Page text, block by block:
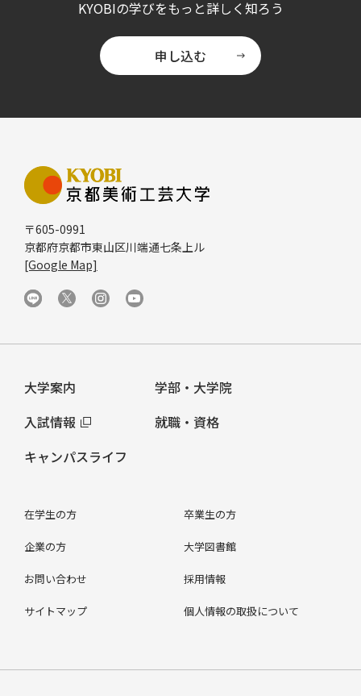
KYOBIの学びをもっと詳しく知ろう
申し込む
〒605-0991
京都府京都市東山区川端通七条上ル
[Google Map]
大学案内
学部・大学院
入試情報
就職・資格
キャンパスライフ
在学生の方 卒業生の方
企業の方 大学図書館
お問い合わせ 採用情報
サイトマップ 個人情報の取扱について